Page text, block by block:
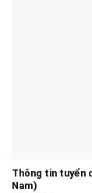
Thông tin tuyển
Nam)